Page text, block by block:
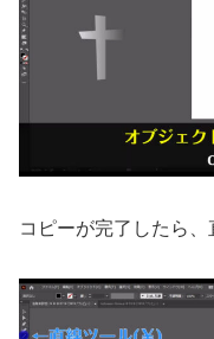
コピーが完了したら、